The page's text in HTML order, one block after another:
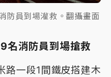
防員到場灌救。翻攝畫面
消防員到場搶救
路一段1間鐵皮搭建木